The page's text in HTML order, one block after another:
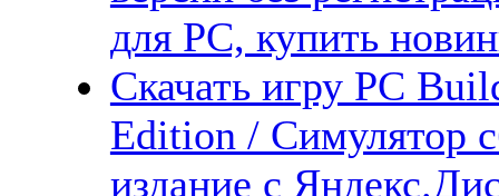
для PC, купить
Скачать игру PC
Edition / Симулятор
издание с